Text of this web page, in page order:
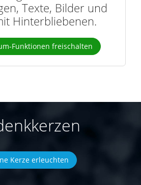
Texte, Bilder und
Hinterbliebenen.
Funktionen freischalten
Kerze erleuchten